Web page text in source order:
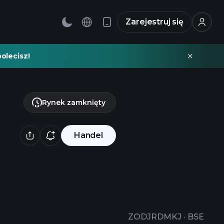
Zarejestruj się
Handel
ZODJRDMKJ · BSE
Rynek zamknięty